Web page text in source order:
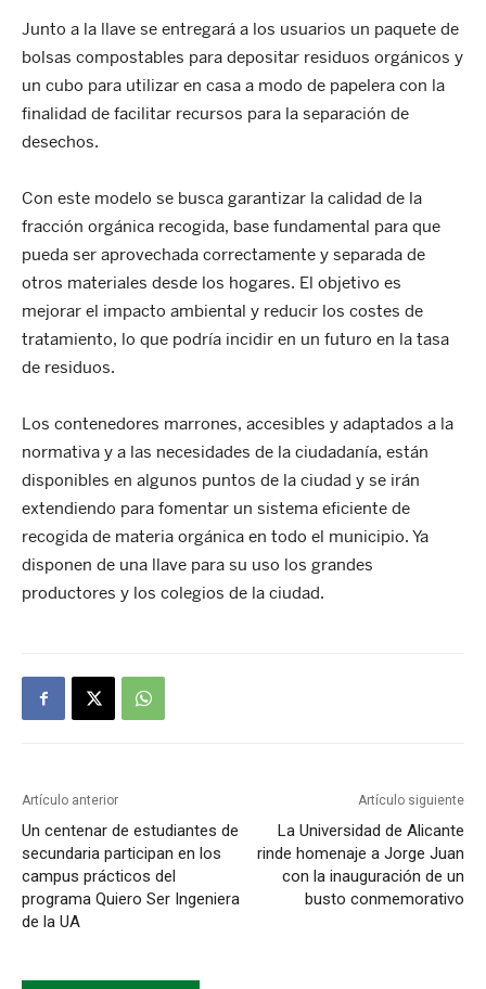
Junto a la llave se entregará a los usuarios un paquete de
bolsas compostables para depositar residuos orgánicos y
un cubo para utilizar en casa a modo de papelera con la
finalidad de facilitar recursos para la separación de
desechos.
Con este modelo se busca garantizar la calidad de la
fracción orgánica recogida, base fundamental para que
pueda ser aprovechada correctamente y separada de
otros materiales desde los hogares. El objetivo es
mejorar el impacto ambiental y reducir los costes de
tratamiento, lo que podría incidir en un futuro en la tasa
de residuos.
Los contenedores marrones, accesibles y adaptados a la
normativa y a las necesidades de la ciudadanía, están
disponibles en algunos puntos de la ciudad y se irán
extendiendo para fomentar un sistema eficiente de
recogida de materia orgánica en todo el municipio. Ya
disponen de una llave para su uso los grandes
productores y los colegios de la ciudad.
Artículo anterior
Un centenar de estudiantes de
secundaria participan en los
campus prácticos del
programa Quiero Ser Ingeniera
de la UA
Artículo siguiente
La Universidad de Alicante
rinde homenaje a Jorge Juan
con la inauguración de un
busto conmemorativo